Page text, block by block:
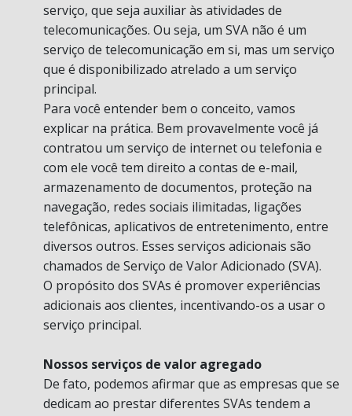
serviço, que seja auxiliar às atividades de
telecomunicações. Ou seja, um SVA não é um
serviço de telecomunicação em si, mas um serviço
que é disponibilizado atrelado a um serviço
principal.
Para você entender bem o conceito, vamos
explicar na prática. Bem provavelmente você já
contratou um serviço de internet ou telefonia e
com ele você tem direito a contas de e-mail,
armazenamento de documentos, proteção na
navegação, redes sociais ilimitadas, ligações
telefônicas, aplicativos de entretenimento, entre
diversos outros. Esses serviços adicionais são
chamados de Serviço de Valor Adicionado (SVA).
O propósito dos SVAs é promover experiências
adicionais aos clientes, incentivando-os a usar o
serviço principal.
Nossos serviços de valor agregado
De fato, podemos afirmar que as empresas que se
dedicam ao prestar diferentes SVAs tendem a